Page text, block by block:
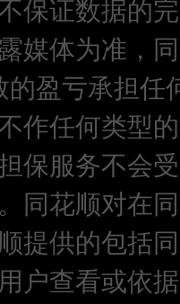
保证数据的
媒体为准，
的盈亏承担任
作任何类型
保服务不会
同花顺对在
提供的包括
户查看或依